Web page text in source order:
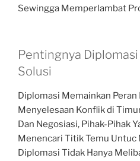
Sewingga Memperlambat
Pentingnya
Solusi
Diplomasi Memainkan Peran
Menyelesaan Konflik di
Dan Negosiasi, Pihak-Pihak
Menencari Titik Temu Untuc
Diplomasi Tidak Hanya